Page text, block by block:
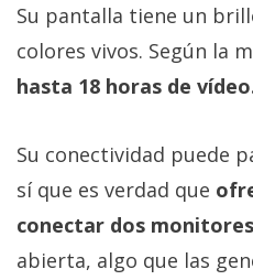
Su pantalla tiene un
colores vivos. Según la
hasta 18 horas de
Su conectividad puede
sí que es verdad que
conectar dos
abierta, algo que las